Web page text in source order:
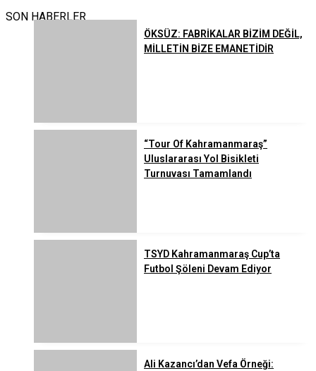
SON HABERLER
ÖKSÜZ: FABRİKALAR BİZİM DEĞİL,
MİLLETİN BİZE EMANETİDİR
“Tour Of Kahramanmaraş”
Uluslararası Yol Bisikleti
Turnuvası Tamamlandı
TSYD Kahramanmaraş Cup’ta
Futbol Şöleni Devam Ediyor
Ali Kazancı’dan Vefa Örneği: